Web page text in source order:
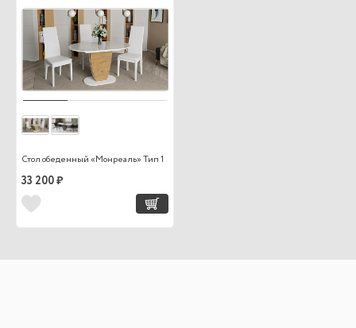
Стол обеденный «Монреаль» Тип 1
33 200 ₽